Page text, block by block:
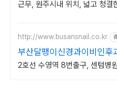
근무, 원주시내 위치, 넓고 청결
http://www.busansnail.co.kr
부산달팽이신경과이비인후
2호선 수영역 8번출구, 센텀병